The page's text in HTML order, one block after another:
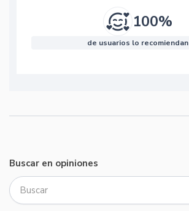
100%
de usuarios lo recomiendan
Buscar en opiniones